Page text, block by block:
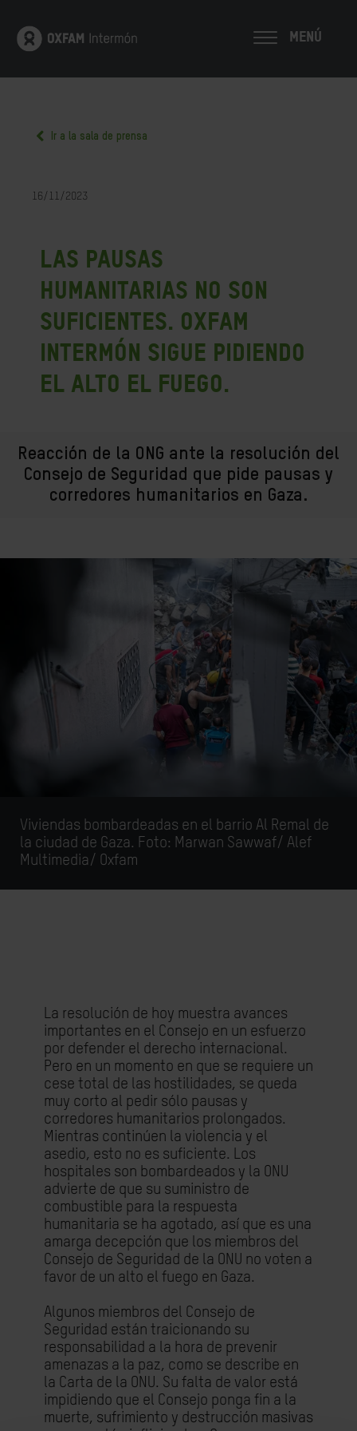
MENÚ
Ir a la sala de prensa
16/11/2023
Las pausas
humanitarias no son
suficientes. Oxfam
Intermón sigue pidiendo
el alto el fuego.
Reacción de la ONG ante la resolución del
Consejo de Seguridad que pide pausas y
corredores humanitarios en Gaza.
Viviendas bombardeadas en el barrio Al Remal de
la ciudad de Gaza. Foto: Marwan Sawwaf/ Alef
Multimedia/ Oxfam
La resolución de hoy muestra avances
importantes en el Consejo en un esfuerzo
por defender el derecho internacional.
Pero en un momento en que se requiere un
cese total de las hostilidades, se queda
muy corto al pedir sólo pausas y
corredores humanitarios prolongados.
Mientras continúen la violencia y el
asedio, esto no es suficiente. Los
hospitales son bombardeados y la ONU
advierte de que su suministro de
combustible para la respuesta
humanitaria se ha agotado, así que es una
amarga decepción que los miembros del
Consejo de Seguridad de la ONU no voten a
favor de un alto el fuego en Gaza.
Algunos miembros del Consejo de
Seguridad están traicionando su
responsabilidad a la hora de prevenir
amenazas a la paz, como se describe en
la Carta de la ONU. Su falta de valor está
impidiendo que el Consejo ponga fin a la
muerte, sufrimiento y destrucción masivas